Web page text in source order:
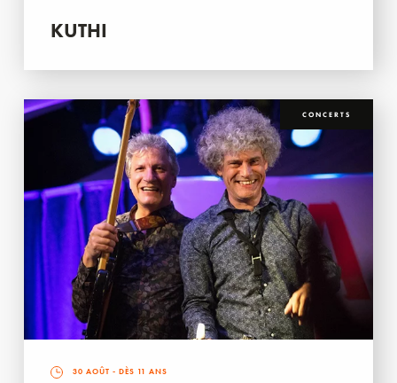
KUTHI
CONCERTS
30 AOÛT - DÈS 11 ANS